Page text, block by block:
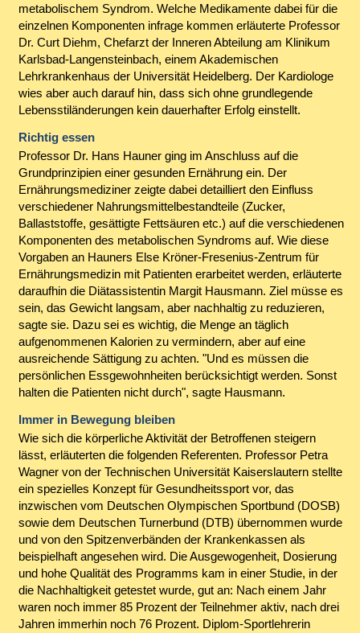
metabolischem Syndrom. Welche Medikamente dabei für die
einzelnen Komponenten infrage kommen erläuterte Professor
Dr. Curt Diehm, Chefarzt der Inneren Abteilung am Klinikum
Karlsbad-Langensteinbach, einem Akademischen
Lehrkrankenhaus der Universität Heidelberg. Der Kardiologe
wies aber auch darauf hin, dass sich ohne grundlegende
Lebensstiländerungen kein dauerhafter Erfolg einstellt.
Richtig essen
Professor Dr. Hans Hauner ging im Anschluss auf die
Grundprinzipien einer gesunden Ernährung ein. Der
Ernährungsmediziner zeigte dabei detailliert den Einfluss
verschiedener Nahrungsmittelbestandteile (Zucker,
Ballaststoffe, gesättigte Fettsäuren etc.) auf die verschiedenen
Komponenten des metabolischen Syndroms auf. Wie diese
Vorgaben an Hauners Else Kröner-Fresenius-Zentrum für
Ernährungsmedizin mit Patienten erarbeitet werden, erläuterte
daraufhin die Diätassistentin Margit Hausmann. Ziel müsse es
sein, das Gewicht langsam, aber nachhaltig zu reduzieren,
sagte sie. Dazu sei es wichtig, die Menge an täglich
aufgenommenen Kalorien zu vermindern, aber auf eine
ausreichende Sättigung zu achten. "Und es müssen die
persönlichen Essgewohnheiten berücksichtigt werden. Sonst
halten die Patienten nicht durch", sagte Hausmann.
Immer in Bewegung bleiben
Wie sich die körperliche Aktivität der Betroffenen steigern
lässt, erläuterten die folgenden Referenten. Professor Petra
Wagner von der Technischen Universität Kaiserslautern stellte
ein spezielles Konzept für Gesundheitssport vor, das
inzwischen vom Deutschen Olympischen Sportbund (DOSB)
sowie dem Deutschen Turnerbund (DTB) übernommen wurde
und von den Spitzenverbänden der Krankenkassen als
beispielhaft angesehen wird. Die Ausgewogenheit, Dosierung
und hohe Qualität des Programms kam in einer Studie, in der
die Nachhaltigkeit getestet wurde, gut an: Nach einem Jahr
waren noch immer 85 Prozent der Teilnehmer aktiv, nach drei
Jahren immerhin noch 76 Prozent. Diplom-Sportlehrerin